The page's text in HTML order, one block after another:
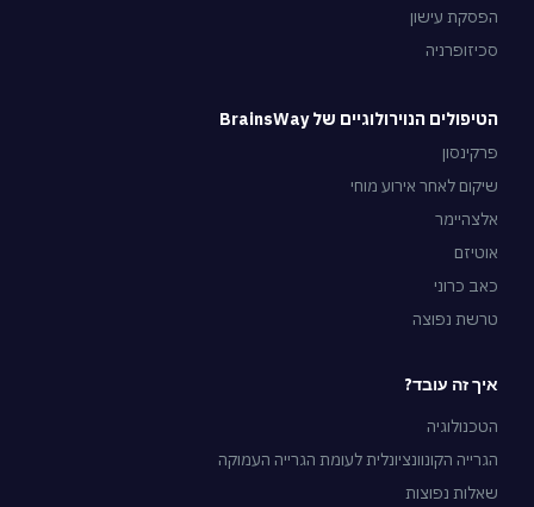
הפסקת עישון
סכיזופרניה
הטיפולים הנוירולוגיים של BrainsWay
פרקינסון
שיקום לאחר אירוע מוחי
אלצהיימר
אוטיזם
כאב כרוני
טרשת נפוצה
איך זה עובד?
הטכנולוגיה
הגרייה הקונוונציונלית לעומת הגרייה העמוקה
שאלות נפוצות